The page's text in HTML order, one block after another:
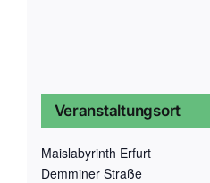
Veranstaltungsort
Maislabyrinth Erfurt
Demminer Straße